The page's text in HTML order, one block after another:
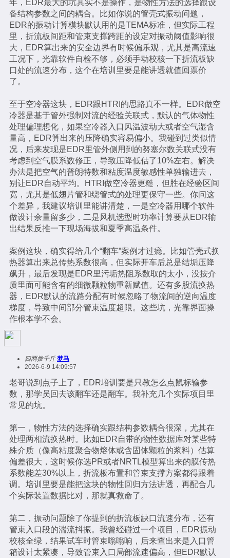
年，EDR最大的坑其实不是操作，是物性方法的选择跟设
备结构参数之间的耦合。比如你说的管壳式振动问题，
EDR的振动计算模块默认用的是TEMA标准，但实际工程
里，折流板间距和管束支撑跨距的设定对振动阈值影响很
大，EDR算出来的安全边界有时候偏乐观，尤其是高流速
工况下，光靠软件自检不够，必须手动校核一下折流板缺
口处的流速分布，这个在培训里要是能讲透就值回票价
了。
至于空冷器这块，EDR跟HTRI的思路真不一样。EDR做空
冷器是基于管外强制对流的经验关联式，默认的气体物性
处理偏理想化，如果空冷器入口风温波动大或者空气湿含
量高，EDR算出来的压降确实容易偏小。我碰到过类似情
况，后来发现是EDR里管外侧用到的努塞尔数关联式没有
考虑到空气膜系数修正，导致压降低估了10%左右。解决
办法是把空气的普朗特数和粘度温度敏感性单独输进去，
别让EDR自动平均。HTRI做空冷器更糙，但胜在经验区间
宽，尤其是低翅片管和绕管式的处理更保守一些。你问这
个差异，我建议培训里能讲清楚，一是空冷器用哪个软件
做设计余量留多少，二是风机选型时功率计算要从EDR输
出结果反推一下现场海拔和夏季高温条件。
案例这块，确实得给几个“翻车”案例才过瘾。比如管壳式换
热器算出来总传热系数很高，但实际开车后总是结垢压降
飙升，最后发现是EDR里污垢热阻系数取的太小，没按介
质里面可能含有的细微颗粒物重新赋值。还有多股流换热
器，EDR默认的流路分配有时候忽略了物流间的逆向温度
梯度，导致中间部分管束温度超限。这些坑，光靠界面操
作根本学不会。
四两拨千斤 梦马
2026-6-9 14:09:57
老哥说到点子上了，EDR培训要是只教怎么点鼠标输参
数，那学员回去该翻车还是翻车。我补充几个实际项目里
常见的坑。
第一，物性方法的选择确实跟结构参数耦合很深，尤其在
处理两相流换热时。比如EDR自带的物性数据库对某些特
殊介质（像高粘度聚合物熔体或含固体颗粒的浆料）估算
偏差很大，这时候你选PR或者NRTL模型算出来的膜传热
系数能差30%以上，折流板布置和管束支撑方案都得跟着
调。培训里要是能把这块的物性回归方法讲透，再配合几
个实际装置数据比对，那就真救命了。
第二，振动问题除了你提到的折流板缺口流速分布，还有
管束入口段的湍流抖振。我曾经碰过一个项目，EDR振动
校核全绿，结果试车时管束嗡嗡响，后来查出来是入口管
箱设计太紧凑，导致管束入口局部流速偏高，但EDR默认